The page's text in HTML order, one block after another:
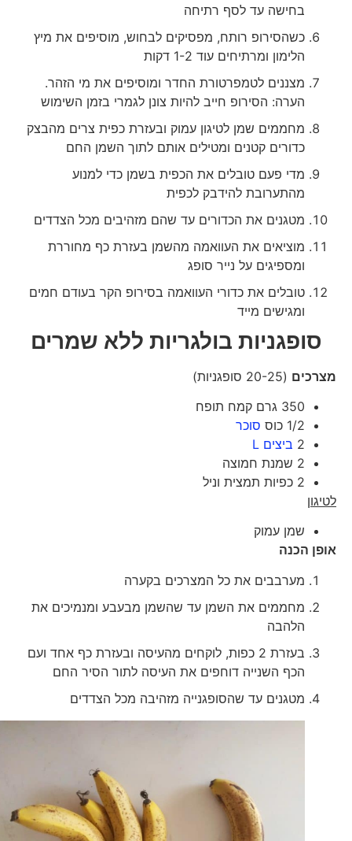
בחישה עד לסף רתיחה
כשהסירופ רותח, מפסיקים לבחוש, מוסיפים את מיץ
הלימון ומרתיחים עוד 1-2 דקות
מצננים לטמפרטורת החדר ומוסיפים את מי הזהר.
הערה: הסירופ חייב להיות צונן לגמרי בזמן השימוש
מחממים שמן לטיגון עמוק ובעזרת כפית צרים מהבצק
כדורים קטנים ומטילים אותם לתוך השמן החם
מדי פעם טובלים את הכפית בשמן כדי למנוע
מהתערובת להידבק לכפית
מטגנים את הכדורים עד שהם מזהיבים מכל הצדדים
מוציאים את העוואמה מהשמן בעזרת כף מחוררת
ומספיגים על נייר סופג
טובלים את כדורי העוואמה בסירופ הקר בעודם חמים
ומגישים מייד
סופגניות בולגריות ללא שמרים
מצרכים(20-25 סופגניות)
350 גרם קמח תופח
1/2 כוס
סוכר
2
ביצים L
2 שמנת חמוצה
2 כפיות תמצית וניל
לטיגון
שמן עמוק
אופן הכנה
מערבבים את כל המצרכים בקערה
מחממים את השמן עד שהשמן מבעבע ומנמיכים את
הלהבה
בעזרת 2 כפות, לוקחים מהעיסה ובעזרת כף אחד ועם
הכף השנייה דוחפים את העיסה לתור הסיר החם
מטגנים עד שהסופגנייה מזהיבה מכל הצדדים